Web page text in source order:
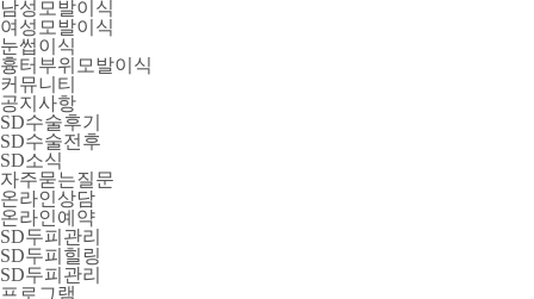
남성모발이식
여성모발이식
눈썹이식
흉터부위모발이식
커뮤니티
공지사항
SD수술후기
SD수술전후
SD소식
자주묻는질문
온라인상담
온라인예약
SD두피관리
SD두피힐링
SD두피관리
프로그램